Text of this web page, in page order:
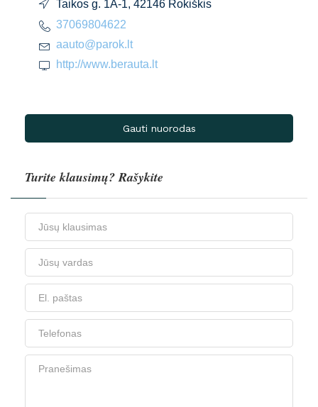
Taikos g. 1A-1, 42146 Rokiškis
37069804622
aauto@parok.lt
http://www.berauta.lt
Gauti nuorodas
Turite klausimų? Rašykite